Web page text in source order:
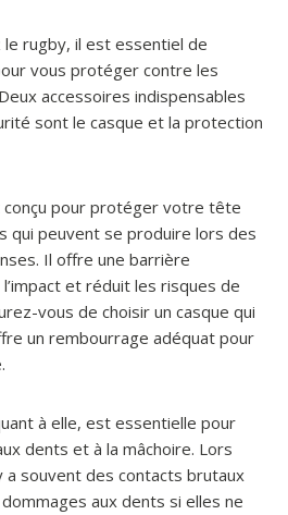
rugby, il est essentiel de
vous protéger contre les
accessoires indispensables
sont le casque et la protection
conçu pour protéger votre tête
qui peuvent se produire lors des
Il offre une barrière
et réduit les risques de
vous de choisir un casque qui
un rembourrage adéquat pour
à elle, est essentielle pour
dents et à la mâchoire. Lors
a souvent des contacts brutaux
aux dents si elles ne